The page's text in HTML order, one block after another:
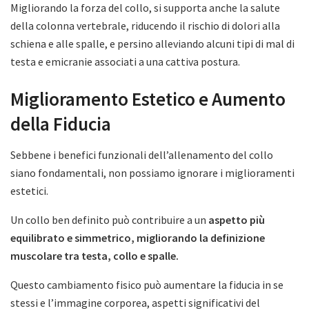
Migliorando la forza del collo, si supporta anche la salute
della colonna vertebrale, riducendo il rischio di dolori alla
schiena e alle spalle, e persino alleviando alcuni tipi di mal di
testa e emicranie associati a una cattiva postura.
Miglioramento Estetico e Aumento
della Fiducia
Sebbene i benefici funzionali dell’allenamento del collo
siano fondamentali, non possiamo ignorare i miglioramenti
estetici.
Un collo ben definito può contribuire a un aspetto più
equilibrato e simmetrico, migliorando la definizione
muscolare tra testa, collo e spalle.
Questo cambiamento fisico può aumentare la fiducia in se
stessi e l’immagine corporea, aspetti significativi del